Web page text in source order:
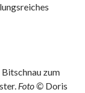
zum
Foto © Doris